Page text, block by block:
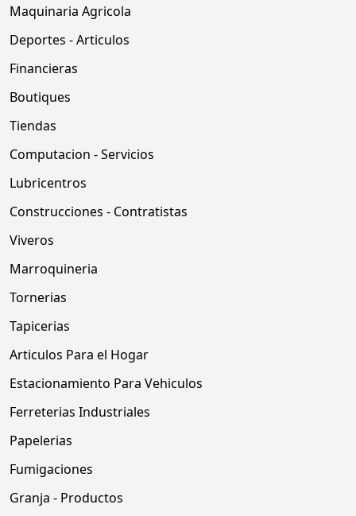
Maquinaria Agricola
Deportes - Articulos
Financieras
Boutiques
Tiendas
Computacion - Servicios
Lubricentros
Construcciones - Contratistas
Viveros
Marroquineria
Tornerias
Tapicerias
Articulos Para el Hogar
Estacionamiento Para Vehiculos
Ferreterias Industriales
Papelerias
Fumigaciones
Granja - Productos